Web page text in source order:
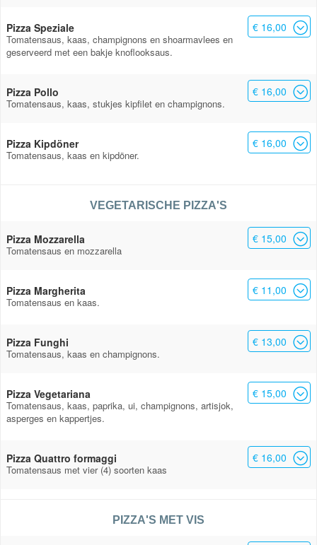
Pizza Speziale
Tomatensaus, kaas, champignons en shoarmavlees en
geserveerd met een bakje knoflooksaus.
€ 16,00
Pizza Pollo
Tomatensaus, kaas, stukjes kipfilet en champignons.
€ 16,00
Pizza Kipdöner
Tomatensaus, kaas en kipdöner.
€ 16,00
VEGETARISCHE PIZZA'S
Pizza Mozzarella
Tomatensaus en mozzarella
€ 15,00
Pizza Margherita
Tomatensaus en kaas.
€ 11,00
Pizza Funghi
Tomatensaus, kaas en champignons.
€ 13,00
Pizza Vegetariana
Tomatensaus, kaas, paprika, ui, champignons, artisjok,
asperges en kappertjes.
€ 15,00
Pizza Quattro formaggi
Tomatensaus met vier (4) soorten kaas
€ 16,00
PIZZA'S MET VIS